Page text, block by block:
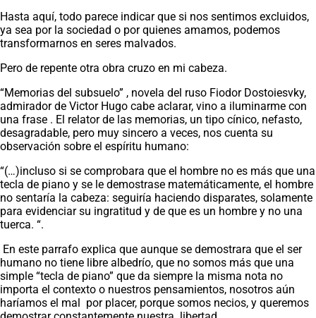
Hasta aquí, todo parece indicar que si nos sentimos excluidos,
ya sea por la sociedad o por quienes amamos, podemos
transformarnos en seres malvados.
Pero de repente otra obra cruzo en mi cabeza.
“Memorias del subsuelo” , novela del ruso Fiodor Dostoiesvky,
admirador de Victor Hugo cabe aclarar, vino a iluminarme con
una frase . El relator de las memorias, un tipo cínico, nefasto,
desagradable, pero muy sincero a veces, nos cuenta su
observación sobre el espíritu humano:
“(…)incluso si se comprobara que el hombre no es más que una
tecla de piano y se le demostrase matemáticamente, el hombre
no sentaría la cabeza: seguiría haciendo disparates, solamente
para evidenciar su ingratitud y de que es un hombre y no una
tuerca. “.
En este parrafo explica que aunque se demostrara que el ser
humano no tiene libre albedrío, que no somos más que una
simple “tecla de piano” que da siempre la misma nota no
importa el contexto o nuestros pensamientos, nosotros aún
haríamos el mal por placer, porque somos necios, y queremos